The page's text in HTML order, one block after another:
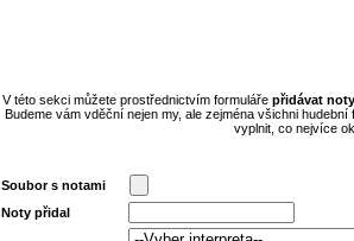
V této sekci můžete prostřednictvím formuláře přidávat noty
Budeme vám vděční nejen my, ale zejména všichni
vyplnit, co nejvíce
Soubor s notami
Noty přidal